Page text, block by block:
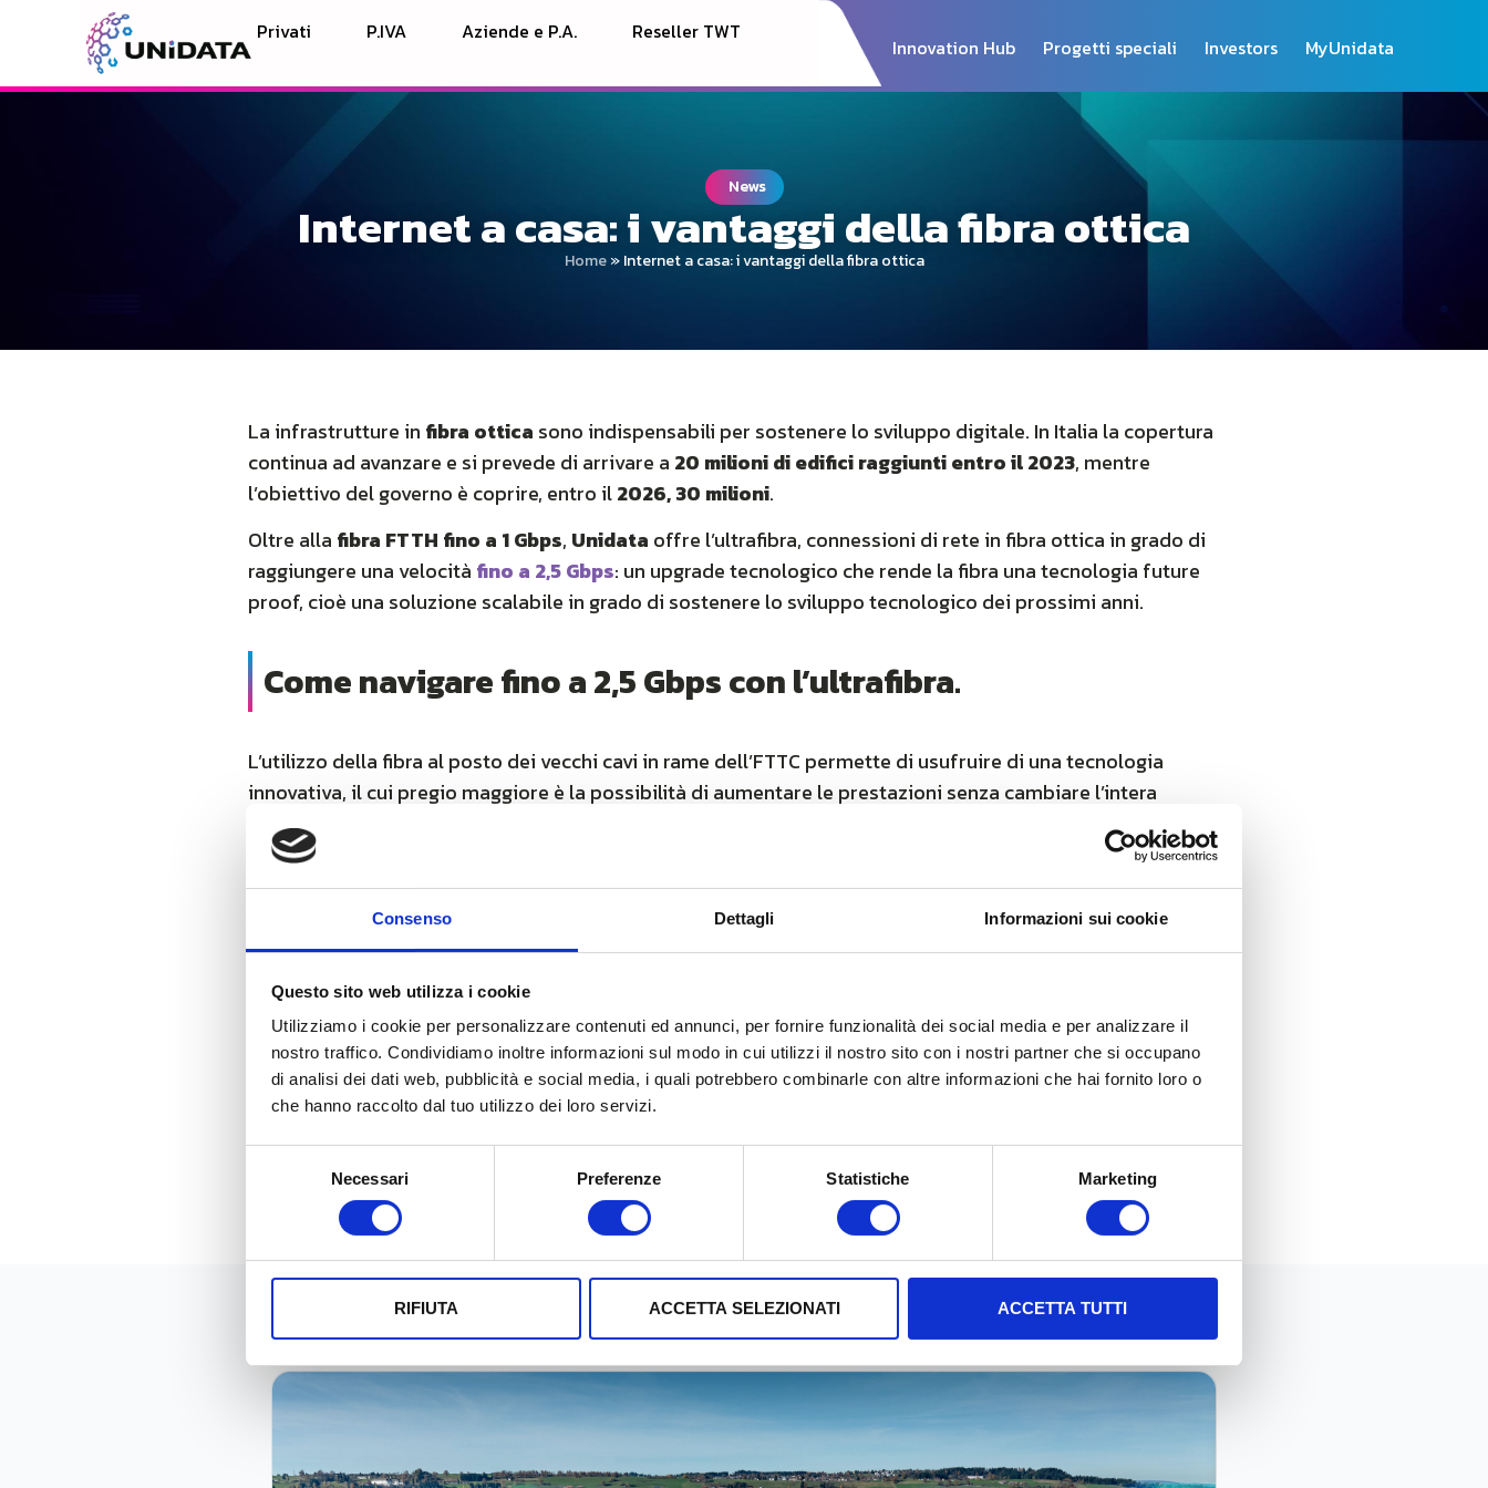
Consenso Dettagli Informazioni sui cookie
Questo sito web utilizza i cookie
Utilizziamo i cookie per personalizzare contenuti ed annunci, per fornire funzionalità dei social media e per analizzare il
nostro traffico. Condividiamo inoltre informazioni sul modo in cui utilizzi il nostro sito con i nostri partner che si occupano
di analisi dei dati web, pubblicità e social media, i quali potrebbero combinarle con altre informazioni che hai fornito loro o
che hanno raccolto dal tuo utilizzo dei loro servizi.
Necessari Preferenze Statistiche Marketing
RIFIUTA ACCETTA SELEZIONATI ACCETTA TUTTI
Privati P.IVA Aziende e P.A. Reseller TWT
Innovation Hub Progetti speciali Investors MyUnidata
News
Internet a casa: i vantaggi della fibra ottica
Home»Internet a casa: i vantaggi della fibra ottica
La infrastrutture in fibra ottica sono indispensabili per sostenere lo sviluppo digitale. In Italia la copertura
continua ad avanzare e si prevede di arrivare a 20 milioni di edifici raggiunti entro il 2023, mentre
l’obiettivo del governo è coprire, entro il2026, 30 milioni.
Oltre alla fibra FTTH fino a 1 Gbps, Unidata offre l’ultrafibra, connessioni di rete in fibra ottica in grado di
raggiungere una velocità fino a 2,5 Gbps: un upgrade tecnologico che rende la fibra una tecnologia future
proof, cioè una soluzione scalabile in grado di sostenere lo sviluppo tecnologico dei prossimi anni.
Come navigare fino a 2,5 Gbps con l’ultrafibra.
L’utilizzo della fibra al posto dei vecchi cavi in rame dell’FTTC permette di usufruire di una tecnologia
innovativa, il cui pregio maggiore è la possibilità di aumentare le prestazioni senza cambiare l’intera
infrastruttura in modo abbastanza semplice.
Le nuove tecnologie di connessione basate sull’infrastruttura di rete in fibra ottica, garantiscono una serie
navigare in modo ultrarapido connettere più dispositivi simultaneamente, mantenendo
performance elevate ed evitando interferenze o perdite di prestazioni. Inoltre, con l’ultrafibra e la banda
ultralarga si possono effettuare il
vedere contenuti instreaming in alta definizione.
La diffusione delle reti in fibra ottica FTTH favorirà anche lo sviluppo di una società interconnessa, in cui sarà
possibile sfruttare le potenzialità di questa rete in numerosi contesti, come la digitalizzazione delle scuole e
gradualmente le prestazioni in modo efficiente ed economicamente sostenibile.
News